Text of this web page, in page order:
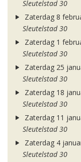
Sleutelstad 30
Zaterdag 8
Sleutelstad 30
Zaterdag 1
Sleutelstad 30
Zaterdag 25
Sleutelstad 30
Zaterdag 18
Sleutelstad 30
Zaterdag 11
Sleutelstad 30
Zaterdag 4
Sleutelstad 30